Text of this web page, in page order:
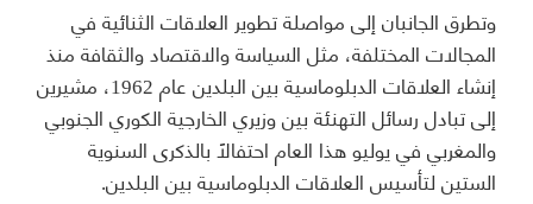
وتطرق الجانبان إلى مواصلة تطوير العلاقات الثنائية في
المجالات المختلفة، مثل السياسة والاقتصاد والثقافة منذ
إنشاء العلاقات الدبلوماسية بين البلدين عام 1962، مشيرين
إلى تبادل رسائل التهنئة بين وزيري الخارجية الكوري الجنوبي
والمغربي في يوليو هذا العام احتفالاً بالذكرى السنوية
الستين لتأسيس العلاقات الدبلوماسية بين البلدين.